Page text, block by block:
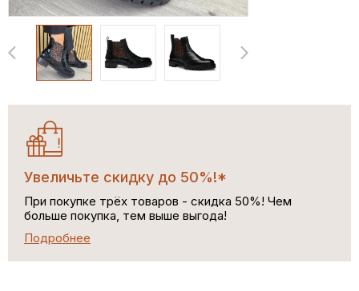
Увеличьте скидку до 50%!*
При покупке трёх товаров - скидка 50%! Чем
больше покупка, тем выше выгода!
Подробнее